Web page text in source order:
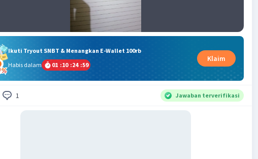
Ikuti Tryout SNBT & Menangkan E-Wallet 100rb
Habis dalam
01 :10 :24 :58
Klaim
1 Jawaban terverifikasi